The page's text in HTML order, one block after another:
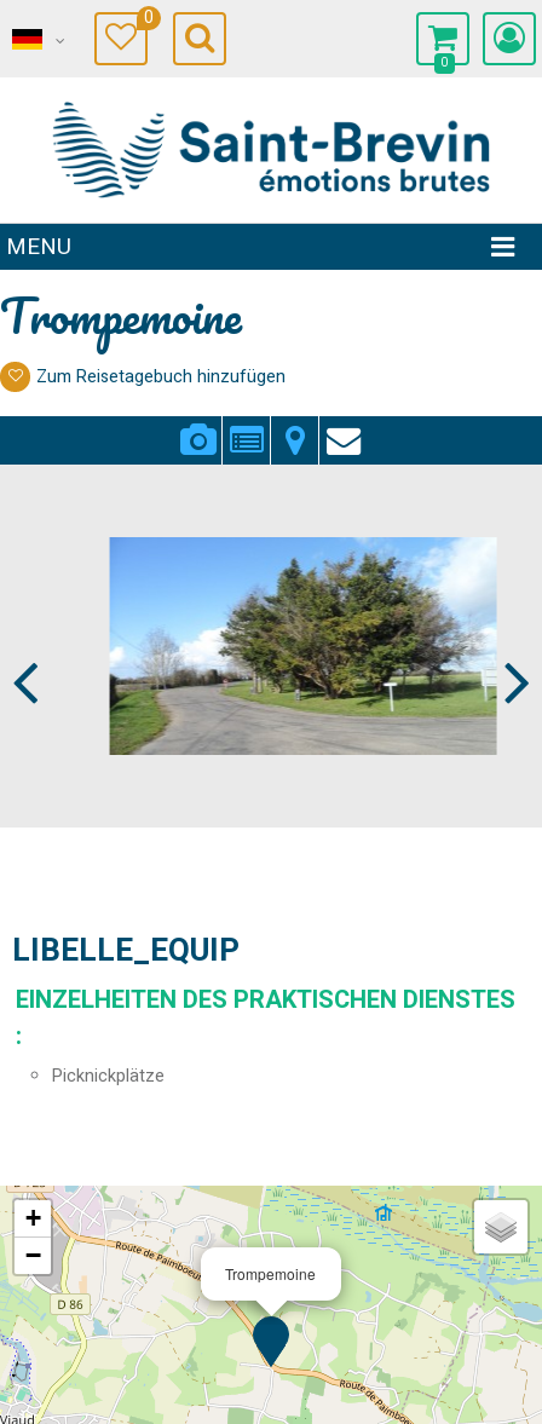
0
0
MENU
Trompemoine
Zum Reisetagebuch hinzufügen
LIBELLE_EQUIP
EINZELHEITEN DES PRAKTISCHEN DIENSTES
:
Picknickplätze
Trompemoine
+
−